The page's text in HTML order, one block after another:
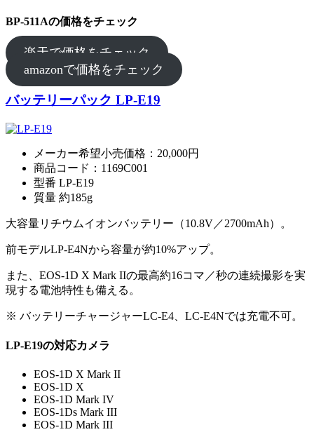
BP-511Aの価格をチェック
楽天で価格をチェック
amazonで価格をチェック
バッテリーパック LP-E19
メーカー希望小売価格：20,000円
商品コード：1169C001
型番 LP-E19
質量 約185g
大容量リチウムイオンバッテリー（10.8V／2700mAh）。
前モデルLP-E4Nから容量が約10%アップ。
また、EOS-1D X Mark IIの最高約16コマ／秒の連続撮影を実
現する電池特性も備える。
※ バッテリーチャージャーLC-E4、LC-E4Nでは充電不可。
LP-E19の対応カメラ
EOS-1D X Mark II
EOS-1D X
EOS-1D Mark IV
EOS-1Ds Mark III
EOS-1D Mark III